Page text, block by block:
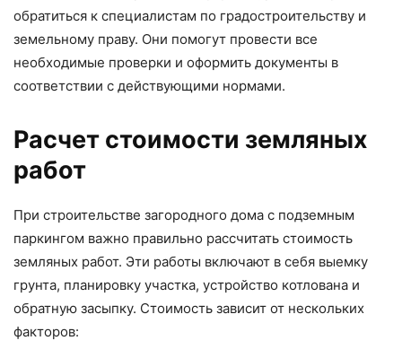
обратиться к специалистам по градостроительству и
земельному праву. Они помогут провести все
необходимые проверки и оформить документы в
соответствии с действующими нормами.
Расчет стоимости земляных
работ
При строительстве загородного дома с подземным
паркингом важно правильно рассчитать стоимость
земляных работ. Эти работы включают в себя выемку
грунта, планировку участка, устройство котлована и
обратную засыпку. Стоимость зависит от нескольких
факторов: